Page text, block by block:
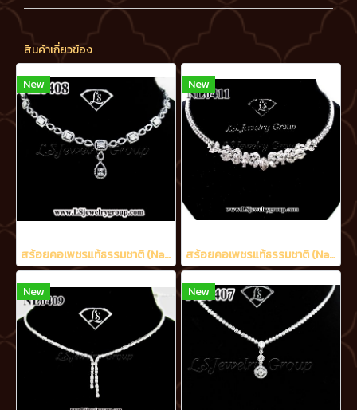
สินค้าเกี่ยวข้อง
New
สร้อยคอเพชรแท้ธรรมชาติ (Natural Diamonds) น้ำงามที่สุด (Perfect Heart&Arrow Ideal Cut) 3.20 Ct.
New
สร้อยคอเพชรแท้ธรรมชาติ (Natural Diamonds) 6.50 Ct.
New New